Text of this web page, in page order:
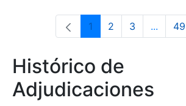
Página
1 Página
2 Página
3 ... 49
Histórico de
Adjudicaciones